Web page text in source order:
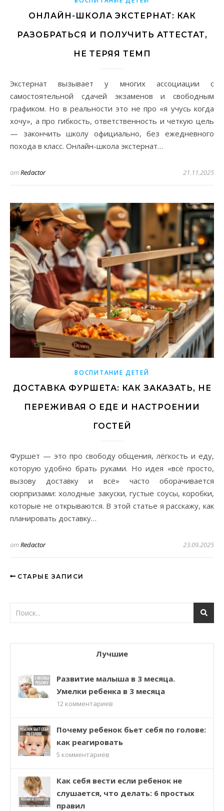
ОНЛАЙН-ШКОЛА ЭКСТЕРНАТ: КАК
РАЗОБРАТЬСЯ И ПОЛУЧИТЬ АТТЕСТАТ,
НЕ ТЕРЯЯ ТЕМП
Экстернат вызывает у многих ассоциации с
самостоятельной сдачей экзаменов и свободным
графиком. Но в реальности это не про «я учусь когда
хочу», а про гибкость, ответственность и четкую цель
— закончить школу официально, без ежедневного
похода в класс. Онлайн-школа экстернат…
отRedactor 21.11.2025
ВОСПИТАНИЕ ДЕТЕЙ
ДОСТАВКА ФУРШЕТА: КАК ЗАКАЗАТЬ, НЕ
ПЕРЕЖИВАЯ О ЕДЕ И НАСТРОЕНИИ
ГОСТЕЙ
Фуршет — это про свободу общения, лёгкость и еду,
которую удобно брать руками. Но идея «всё просто,
вызову доставку и всё» часто оборачивается
сюрпризами: холодные закуски, густые соусы, коробки,
которые не открываются. В этой статье я расскажу, как
планировать доставку…
отRedactor 23.09.2025
СТАРЫЕ ЗАПИСИ
Лучшие
Развитие малыша в 3 месяца.
Умелки ребенка в 3 месяца
12 комментариев
Почему ребенок бьет себя по голове:
как реагировать
5 комментариев
Как себя вести если ребенок не
слушается, что делать: 6 простых
правил